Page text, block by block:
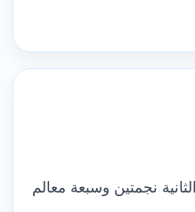
نجمتين وسبعة معالم